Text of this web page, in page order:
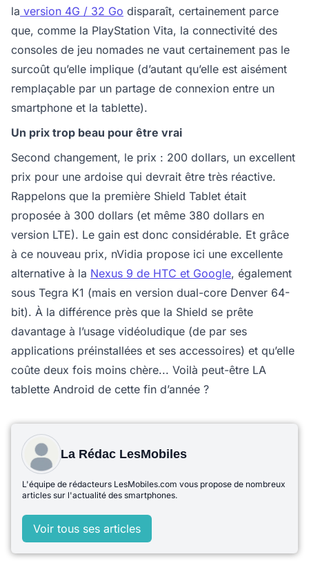
la version 4G / 32 Go disparaît, certainement parce
que, comme la PlayStation Vita, la connectivité des
consoles de jeu nomades ne vaut certainement pas le
surcoût qu’elle implique (d’autant qu’elle est aisément
remplaçable par un partage de connexion entre un
smartphone et la tablette).
Un prix trop beau pour être vrai
Second changement, le prix : 200 dollars, un excellent
prix pour une ardoise qui devrait être très réactive.
Rappelons que la première Shield Tablet était
proposée à 300 dollars (et même 380 dollars en
version LTE). Le gain est donc considérable. Et grâce
à ce nouveau prix, nVidia propose ici une excellente
alternative à la Nexus 9 de HTC et Google, également
sous Tegra K1 (mais en version dual-core Denver 64-
bit). À la différence près que la Shield se prête
davantage à l’usage vidéoludique (de par ses
applications préinstallées et ses accessoires) et qu’elle
coûte deux fois moins chère... Voilà peut-être LA
tablette Android de cette fin d’année ?
La Rédac LesMobiles
L'équipe de rédacteurs LesMobiles.com vous propose de nombreux
articles sur l'actualité des smartphones.
Voir tous ses articles